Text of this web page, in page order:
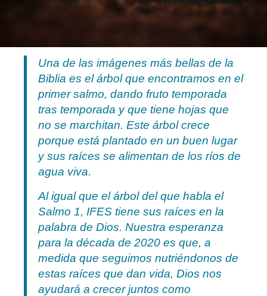
Una de las imágenes más bellas de la
Biblia es el árbol que encontramos en el
primer salmo, dando fruto temporada
tras temporada y que tiene hojas que
no se marchitan. Este árbol crece
porque está plantado en un buen lugar
y sus raíces se alimentan de los ríos de
agua viva.
Al igual que el árbol del que habla el
Salmo 1, IFES tiene sus raíces en la
palabra de Dios. Nuestra esperanza
para la década de 2020 es que, a
medida que seguimos nutriéndonos de
estas raíces que dan vida, Dios nos
ayudará a crecer juntos como